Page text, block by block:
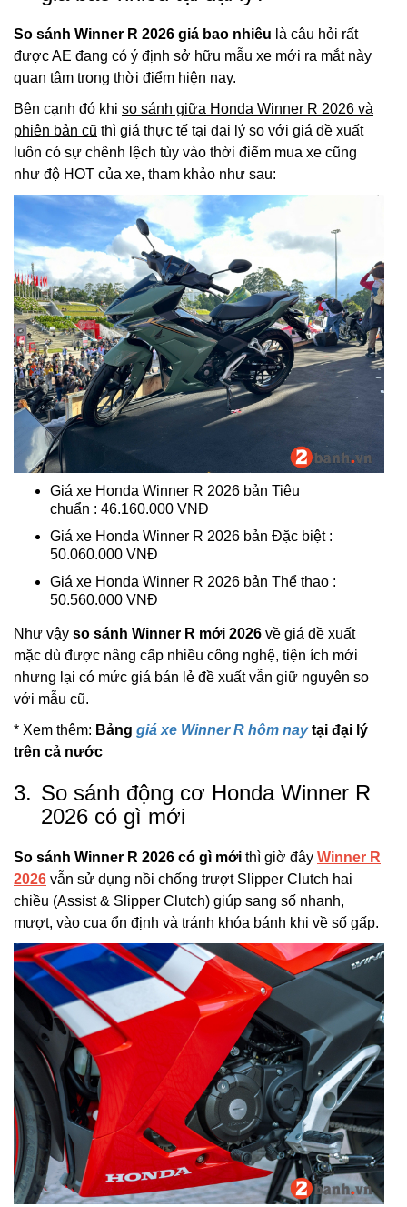
So sánh Winner R 2026 giá bao nhiêu là câu hỏi rất
được AE đang có ý định sở hữu mẫu xe mới ra mắt này
quan tâm trong thời điểm hiện nay.
Bên cạnh đó khi so sánh giữa Honda Winner R 2026 và
phiên bản cũ thì giá thực tế tại đại lý so với giá đề xuất
luôn có sự chênh lệch tùy vào thời điểm mua xe cũng
như độ HOT của xe, tham khảo như sau:
Giá xe Honda Winner R 2026 bản Tiêu
chuẩn : 46.160.000 VNĐ
Giá xe Honda Winner R 2026 bản Đặc biệt :
50.060.000 VNĐ
Giá xe Honda Winner R 2026 bản Thể thao :
50.560.000 VNĐ
Như vậy so sánh Winner R mới 2026 về giá đề xuất
mặc dù được nâng cấp nhiều công nghệ, tiện ích mới
nhưng lại có mức giá bán lẻ đề xuất vẫn giữ nguyên so
với mẫu cũ.
* Xem thêm: Bảng giá xe Winner R hôm naytại đại lý
trên cả nước
3. So sánh động cơ Honda Winner R
2026 có gì mới
So sánh Winner R 2026 có gì mới thì giờ đây Winner R
2026 vẫn sử dụng nồi chống trượt Slipper Clutch hai
chiều (Assist & Slipper Clutch) giúp sang số nhanh,
mượt, vào cua ổn định và tránh khóa bánh khi về số gấp.